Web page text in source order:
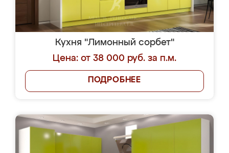
Кухня "Лимонный сорбет"
Цена: от 38 000 руб. за п.м.
ПОДРОБНЕЕ